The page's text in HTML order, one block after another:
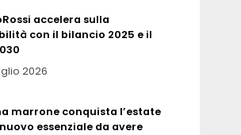
accelera sulla
con il bilancio 2025 e il
2026
marrone conquista l’estate
essenziale da avere